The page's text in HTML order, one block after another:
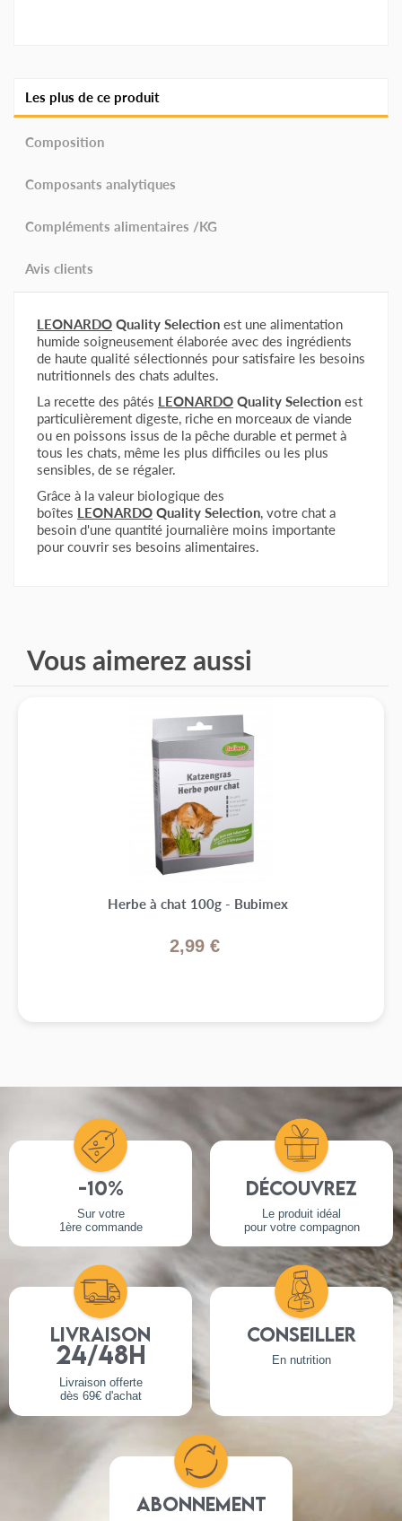
Les plus de ce produit
Composition
Composants analytiques
Compléments alimentaires /KG
Avis clients
LEONARDOQuality Selectionest une alimentation
humide soigneusement élaborée avec des ingrédients
de haute qualité sélectionnés pour satisfaire les besoins
nutritionnels des chats adultes.
La recette des pâtés LEONARDOQuality Selectionest
particulièrement digeste, riche en morceaux de viande
ou en poissons issus de la pêche durable et permet à
tous les chats, même les plus difficiles ou les plus
sensibles, de se régaler.
Grâce à la valeur biologique des
boîtes LEONARDOQuality Selection, votre chat a
besoin d'une quantité journalière moins importante
pour couvrir ses besoins alimentaires.
substances minérales (0,5 %)
cellulose brute 0,3 %
taurine 1.000 mg
iode (iodate de calcium, anhydre) 0,2 mg
Avis soumis à un contrôle
Acheteur Vérifié
Publié le 17/07/2022 à 19:10(Date de commande : 11/07/2022)
Elle adore , c est son petit déj
Vous aimerez aussi
Herbe à chat 100g - Bubimex
2,99 €
-10%
Sur votre
1ère commande
Découvrez
Le produit idéal
pour votre compagnon
Livraison
24/48h
Livraison offerte
dès 69€ d'achat
Conseiller
En nutrition
Abonnement